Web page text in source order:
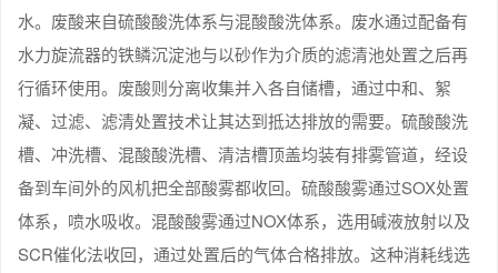
水。废酸来自硫酸酸洗体系与混酸酸洗体系。废水通过配备有
水力旋流器的铁鳞沉淀池与以砂作为介质的滤清池处置之后再
行循环使用。废酸则分离收集并入各自储槽，通过中和、絮
凝、过滤、滤清处置技术让其达到抵达排放的需要。硫酸酸洗
槽、冲洗槽、混酸酸洗槽、清洁槽顶盖均装有排雾管道，经设
备到车间外的风机把全部酸雾都收回。硫酸酸雾通过SOX处置
体系，喷水吸收。混酸酸雾通过NOX体系，选用碱液放射以及
SCR催化法收回，通过处置后的气体合格排放。这种消耗线选